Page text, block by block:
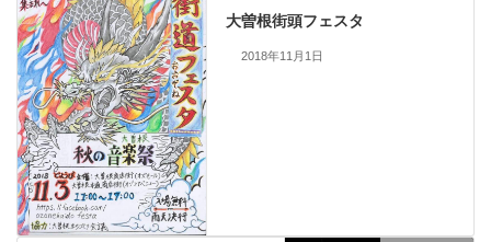
大曽根街頭フェスタ
2018年11月1日